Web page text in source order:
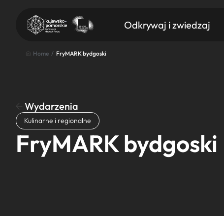
Odkrywaj i zwiedzaj
Znajdź atrakcję
Nazwa atrakcji
Home / FryMARK bydgoski
Wydarzenia
Kulinarne i regionalne
FryMARK bydgoski